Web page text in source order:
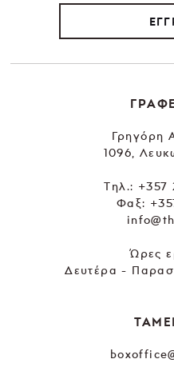
Γρηγόρη
1096,
Tηλ.: +357
Φαξ:
Ώρες
Δευτέρα -